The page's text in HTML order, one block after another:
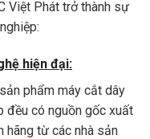
Việt Phát trở thành sự
hiện đại:
phẩm máy cắt dây
đều có nguồn gốc xuất
hãng từ các nhà sản